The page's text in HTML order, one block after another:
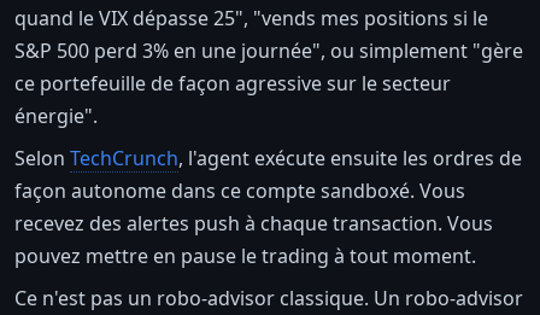
quand le VIX dépasse 25", "vends mes positions si le
S&P 500 perd 3% en une journée", ou simplement "gère
ce portefeuille de façon agressive sur le secteur
énergie".
Selon TechCrunch, l'agent exécute ensuite les ordres de
façon autonome dans ce compte sandboxé. Vous
recevez des alertes push à chaque transaction. Vous
pouvez mettre en pause le trading à tout moment.
Ce n'est pas un robo-advisor classique. Un robo-advisor